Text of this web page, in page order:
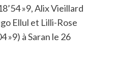
»9, Alix Vieillard
Ellul et Lilli-Rose
»9) à Saran le 26